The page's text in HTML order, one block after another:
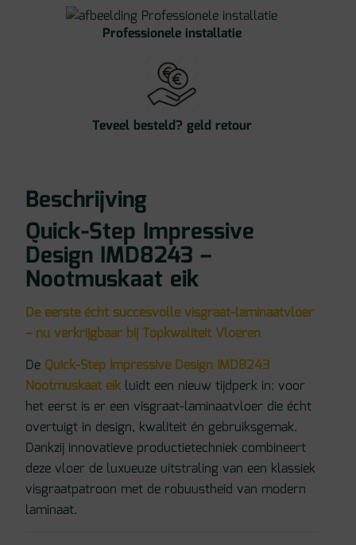
Professionele installatie
Teveel besteld? geld retour
Beschrijving
Quick-Step Impressive
Design IMD8243 –
Nootmuskaat eik
De eerste écht succesvolle visgraat-laminaatvloer
– nu verkrijgbaar bij Topkwaliteit Vloeren
De Quick-Step Impressive Design IMD8243
Nootmuskaat eik luidt een nieuw tijdperk in: voor
het eerst is er een visgraat-laminaatvloer die écht
overtuigt in design, kwaliteit én gebruiksgemak.
Dankzij innovatieve productietechniek combineert
deze vloer de luxueuze uitstraling van een klassiek
visgraatpatroon met de robuustheid van modern
laminaat.